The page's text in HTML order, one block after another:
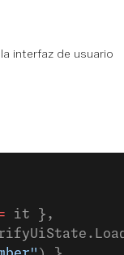
interfaz de usuario
it },